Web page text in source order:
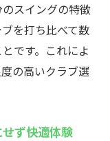
ティング体験
なインドア
フクラブ試打
スイングの特徴
を打ち比べて数
です。これによ
の高いクラブ選
ず快適体験